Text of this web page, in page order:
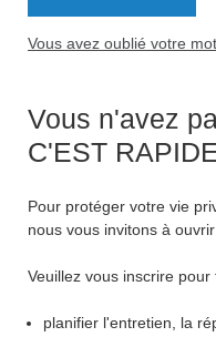
Vous avez oublié votre
Vous n'avez
C'EST
Pour protéger votre vie
nous vous invitons à
Veuillez vous inscrire
planifier l'entretien, la